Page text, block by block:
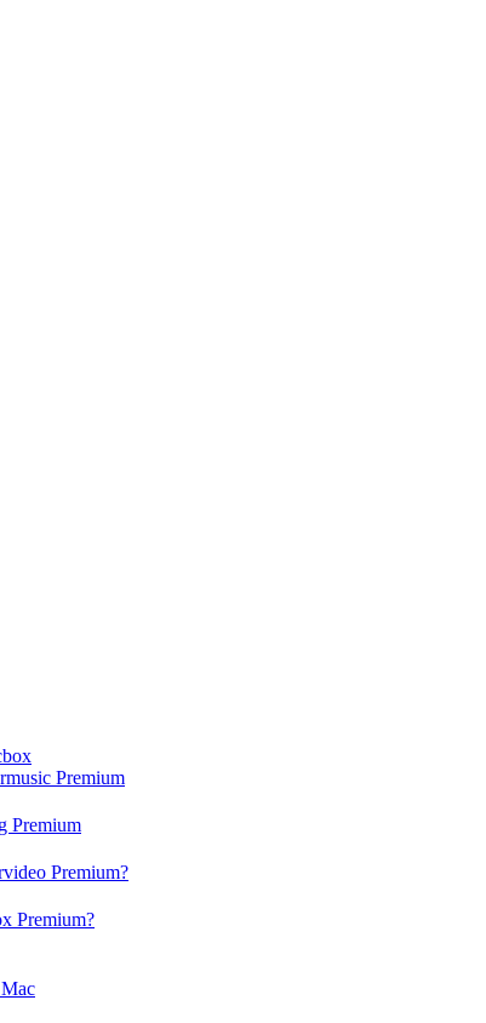
Premium
Premium
Premium?
Premium?